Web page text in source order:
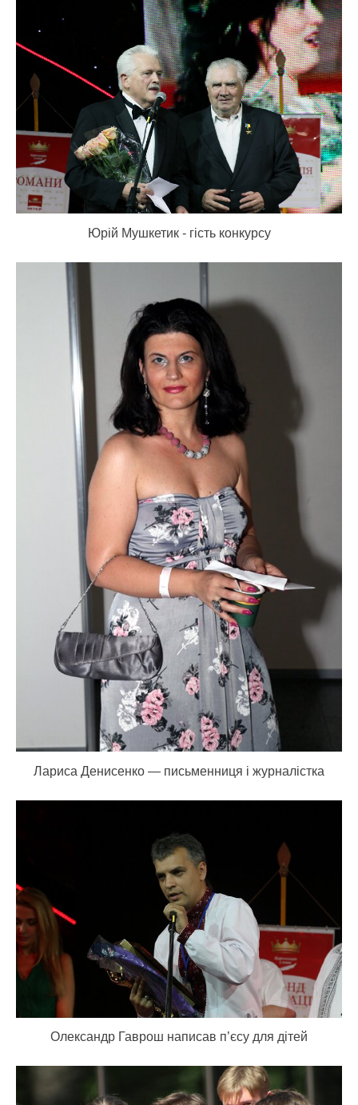
Юрій Мушкетик - гість конкурсу
Лариса Денисенко — письменниця і журналістка
Олександр Гаврош написав п’єсу для дітей